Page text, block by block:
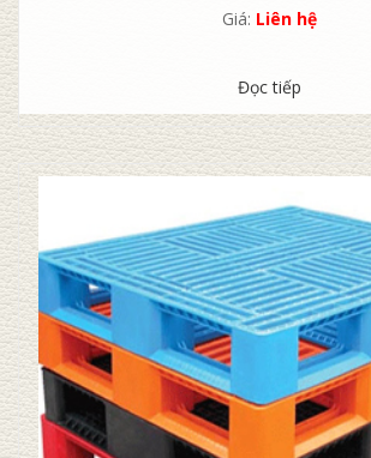
Giá: Liên hệ
Đọc tiếp